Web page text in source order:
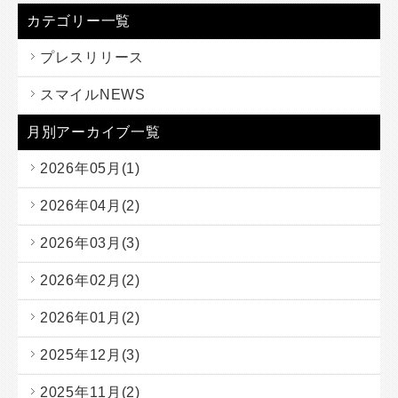
カテゴリー一覧
プレスリリース
スマイルNEWS
月別アーカイブ一覧
2026年05月(1)
2026年04月(2)
2026年03月(3)
2026年02月(2)
2026年01月(2)
2025年12月(3)
2025年11月(2)